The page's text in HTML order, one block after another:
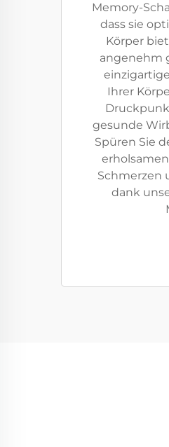
Memory-
dass sie
Körper
angenehm
Ihrer
gesunde
Spüren Sie
Schmerzen
dank